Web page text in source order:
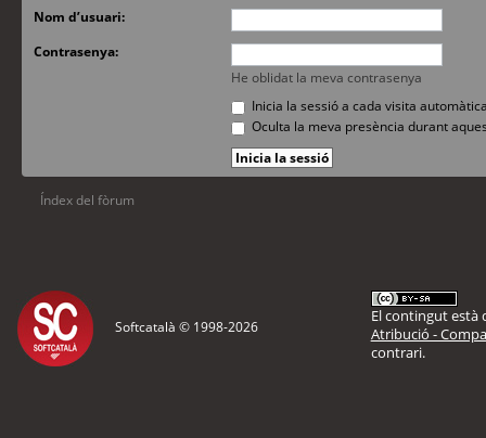
Nom d’usuari:
Contrasenya:
He oblidat la meva contrasenya
Inicia la sessió a cada visita
Oculta la meva presència durant
Índex del fòrum
Softcatalà © 1998-2026
El contingut està
Atribució -
contrari.